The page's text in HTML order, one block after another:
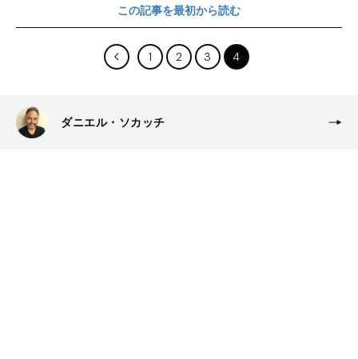
この記事を最初から読む
1 2 3 4
ダニエル・ソカッチ